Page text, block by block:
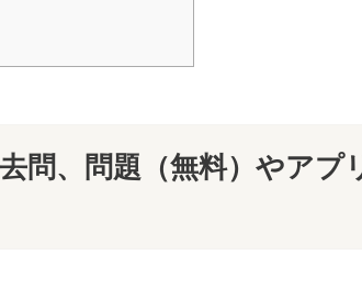
問、問題（無料）やアプ